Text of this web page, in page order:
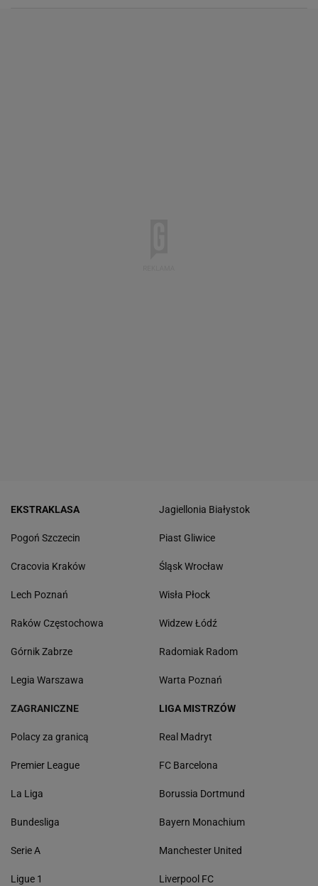
EKSTRAKLASA
Pogoń Szczecin
Cracovia Kraków
Lech Poznań
Raków Częstochowa
Górnik Zabrze
Legia Warszawa
Jagiellonia Białystok
Piast Gliwice
Śląsk Wrocław
Wisła Płock
Widzew Łódź
Radomiak Radom
Warta Poznań
ZAGRANICZNE
Polacy za granicą
Premier League
La Liga
Bundesliga
Serie A
Ligue 1
LIGA MISTRZÓW
Real Madryt
FC Barcelona
Borussia Dortmund
Bayern Monachium
Manchester United
Liverpool FC